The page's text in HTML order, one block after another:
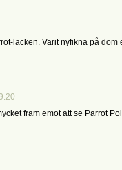
lacken. Varit nyfikna på
fram emot att se Parrot